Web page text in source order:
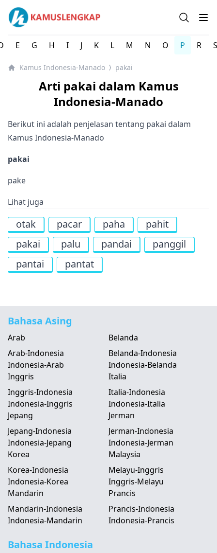
Kamus Lengkap Indonesia-Manado - Kamus Bahasa
Open
E G H I J K L M N O P R S
Kamus Indonesia-Manado ⟩ pakai
Arti pakai dalam Kamus
Indonesia-Manado
Berikut ini adalah penjelasan tentang pakai dalam
Kamus Indonesia-Manado
pakai
pake
Lihat juga
otak pacar paha
pahit
pakai
palu pandai
panggil
pantai
pantat
Bahasa Asing
Arab
Arab-Indonesia
Indonesia-Arab
Belanda
Belanda-Indonesia
Indonesia-Belanda
Inggris
Inggris-Indonesia
Indonesia-Inggris
Italia
Italia-Indonesia
Indonesia-Italia
Jepang
Jepang-Indonesia
Indonesia-Jepang
Jerman
Jerman-Indonesia
Indonesia-Jerman
Korea
Korea-Indonesia
Indonesia-Korea
Malaysia
Melayu-Inggris
Inggris-Melayu
Mandarin
Mandarin-Indonesia
Indonesia-Mandarin
Prancis
Prancis-Indonesia
Indonesia-Prancis
Bahasa Indonesia